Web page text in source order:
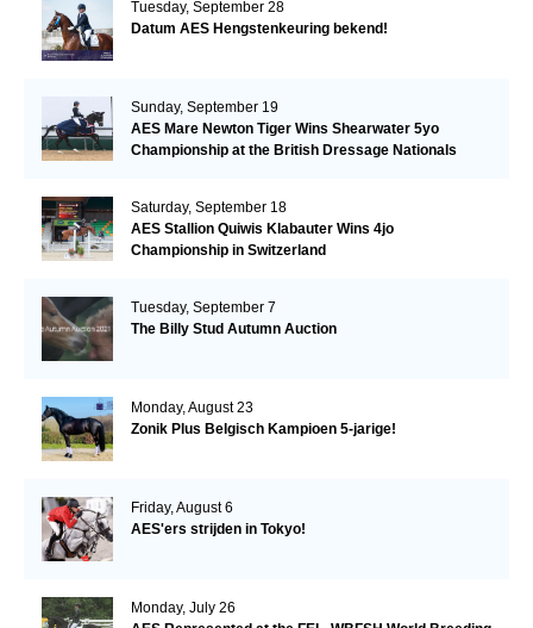
Tuesday, September 28
Datum AES Hengstenkeuring bekend!
Sunday, September 19
AES Mare Newton Tiger Wins Shearwater 5yo
Championship at the British Dressage Nationals
Saturday, September 18
AES Stallion Quiwis Klabauter Wins 4jo
Championship in Switzerland
Tuesday, September 7
The Billy Stud Autumn Auction
Monday, August 23
Zonik Plus Belgisch Kampioen 5-jarige!
Friday, August 6
AES'ers strijden in Tokyo!
Monday, July 26